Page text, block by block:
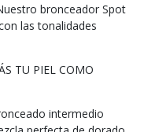
bronceador Spot
las tonalidades
TU PIEL COMO
intermedio